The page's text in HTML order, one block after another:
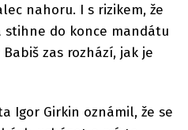
nahoru. I s rizikem, že
do konce mandátu
zas rozhází, jak je
Igor Girkin oznámil, že se